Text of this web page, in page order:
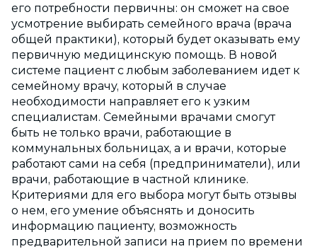
его потребности первичны: он сможет на свое
усмотрение выбирать семейного врача (врача
общей практики), который будет оказывать ему
первичную медицинскую помощь. В новой
системе пациент с любым заболеванием идет к
семейному врачу, который в случае
необходимости направляет его к узким
специалистам. Семейными врачами смогут
быть не только врачи, работающие в
коммунальных больницах, а и врачи, которые
работают сами на себя (предприниматели), или
врачи, работающие в частной клинике.
Критериями для его выбора могут быть отзывы
о нем, его умение объяснять и доносить
информацию пациенту, возможность
предварительной записи на прием по времени